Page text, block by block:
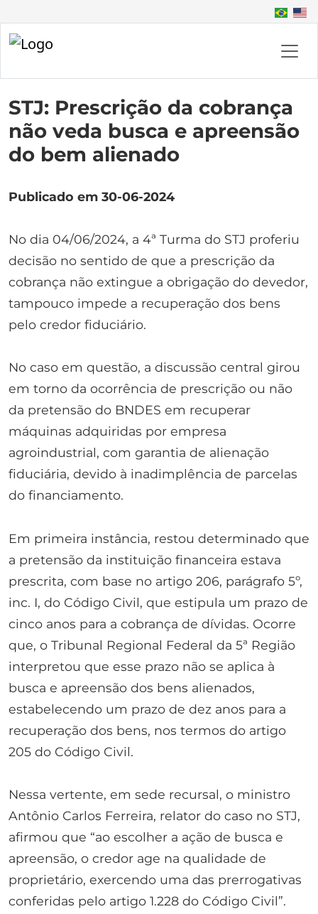
STJ: Prescrição da cobrança
não veda busca e apreensão
do bem alienado
Publicado em 30-06-2024
No dia 04/06/2024, a 4ª Turma do STJ proferiu
decisão no sentido de que a prescrição da
cobrança não extingue a obrigação do devedor,
tampouco impede a recuperação dos bens
pelo credor fiduciário.
No caso em questão, a discussão central girou
em torno da ocorrência de prescrição ou não
da pretensão do BNDES em recuperar
máquinas adquiridas por empresa
agroindustrial, com garantia de alienação
fiduciária, devido à inadimplência de parcelas
do financiamento.
Em primeira instância, restou determinado que
a pretensão da instituição financeira estava
prescrita, com base no artigo 206, parágrafo 5º,
inc. I, do Código Civil, que estipula um prazo de
cinco anos para a cobrança de dívidas. Ocorre
que, o Tribunal Regional Federal da 5ª Região
interpretou que esse prazo não se aplica à
busca e apreensão dos bens alienados,
estabelecendo um prazo de dez anos para a
recuperação dos bens, nos termos do artigo
205 do Código Civil.
Nessa vertente, em sede recursal, o ministro
Antônio Carlos Ferreira, relator do caso no STJ,
afirmou que “ao escolher a ação de busca e
apreensão, o credor age na qualidade de
proprietário, exercendo uma das prerrogativas
conferidas pelo artigo 1.228 do Código Civil”.